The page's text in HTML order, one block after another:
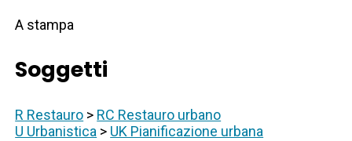
A stampa
Soggetti
R Restauro > RC Restauro urbano
U Urbanistica > UK Pianificazione urbana